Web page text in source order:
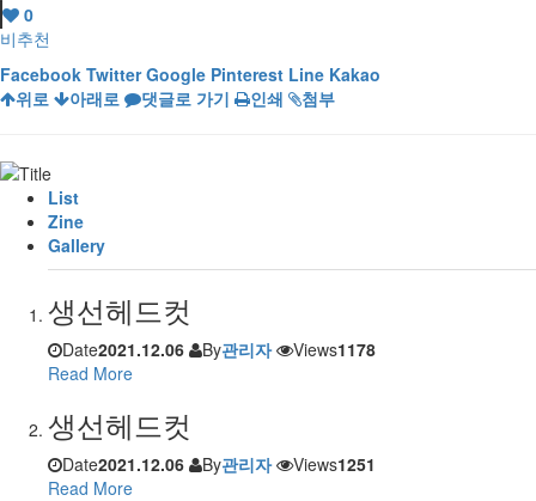
0
비추천
Facebook Twitter Google Pinterest Line Kakao
위로
아래로 댓글로 가기 인쇄 첨부
List
Zine
Gallery
생선헤드컷
Date2021.12.06 By관리자 Views1178
Read More
생선헤드컷
Date2021.12.06 By관리자 Views1251
Read More